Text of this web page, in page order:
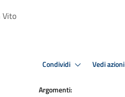
Vito
Condividi Vedi azioni
Argomenti: